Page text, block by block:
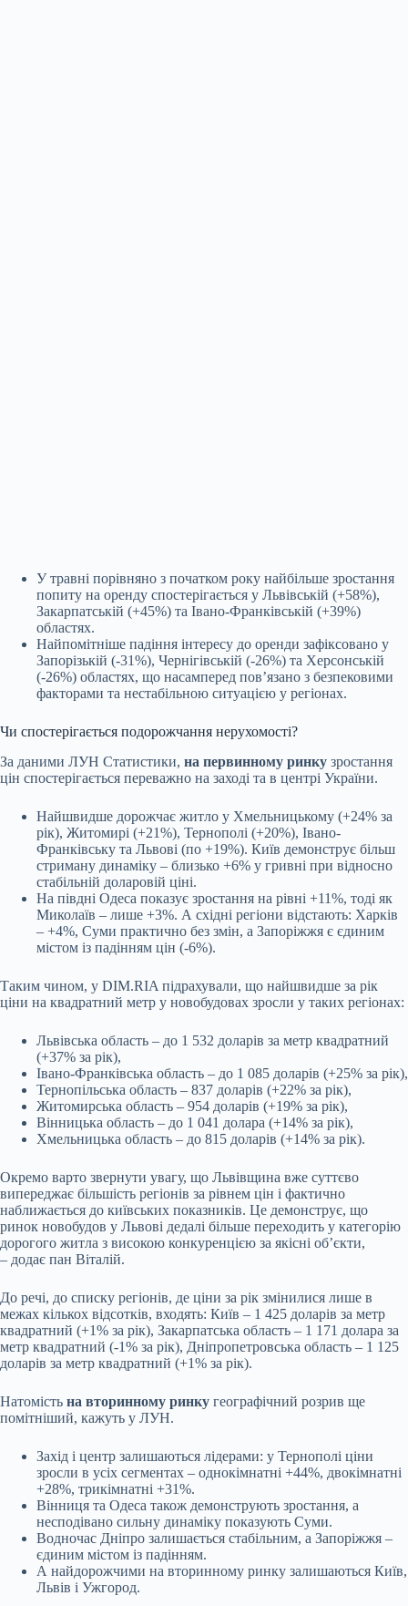
У травні порівняно з початком року найбільше зростання
попиту на оренду спостерігається у Львівській (+58%),
Закарпатській (+45%) та Івано-Франківській (+39%)
областях.
Найпомітніше падіння інтересу до оренди зафіксовано у
Запорізькій (-31%), Чернігівській (-26%) та Херсонській
(-26%) областях, що насамперед пов’язано з безпековими
факторами та нестабільною ситуацією у регіонах.
Чи спостерігається подорожчання нерухомості?
За даними ЛУН Статистики, на первинному ринку зростання
цін спостерігається переважно на заході та в центрі України.
Найшвидше дорожчає житло у Хмельницькому (+24% за
рік), Житомирі (+21%), Тернополі (+20%), Івано-
Франківську та Львові (по +19%). Київ демонструє більш
стриману динаміку – близько +6% у гривні при відносно
стабільній доларовій ціні.
На півдні Одеса показує зростання на рівні +11%, тоді як
Миколаїв – лише +3%. А східні регіони відстають: Харків
– +4%, Суми практично без змін, а Запоріжжя є єдиним
містом із падінням цін (-6%).
Таким чином, у DIM.RIA підрахували, що найшвидше за рік
ціни на квадратний метр у новобудовах зросли у таких регіонах:
Львівська область – до 1 532 доларів за метр квадратний
(+37% за рік),
Івано-Франківська область – до 1 085 доларів (+25% за рік),
Тернопільська область – 837 доларів (+22% за рік),
Житомирська область – 954 доларів (+19% за рік),
Вінницька область – до 1 041 долара (+14% за рік),
Хмельницька область – до 815 доларів (+14% за рік).
Окремо варто звернути увагу, що Львівщина вже суттєво
випереджає більшість регіонів за рівнем цін і фактично
наближається до київських показників. Це демонструє, що
ринок новобудов у Львові дедалі більше переходить у категорію
дорогого житла з високою конкуренцією за якісні об’єкти,
– додає пан Віталій.
До речі, до списку регіонів, де ціни за рік змінилися лише в
межах кількох відсотків, входять: Київ – 1 425 доларів за метр
квадратний (+1% за рік), Закарпатська область – 1 171 долара за
метр квадратний (-1% за рік), Дніпропетровська область – 1 125
доларів за метр квадратний (+1% за рік).
Натомість на вторинному ринку географічний розрив ще
помітніший, кажуть у ЛУН.
Захід і центр залишаються лідерами: у Тернополі ціни
зросли в усіх сегментах – однокімнатні +44%, двокімнатні
+28%, трикімнатні +31%.
Вінниця та Одеса також демонструють зростання, а
несподівано сильну динаміку показують Суми.
Водночас Дніпро залишається стабільним, а Запоріжжя –
єдиним містом із падінням.
А найдорожчими на вторинному ринку залишаються Київ,
Львів і Ужгород.